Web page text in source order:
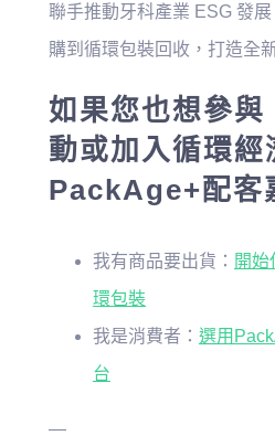
聯手推動牙科產業 ESG 發
購到循環包裝回收，打造全
如果您也想參
動或加入循環經
PackAge+配客
我有商品要出貨： 開始
環包裝
我是消費者： 選用
台
—